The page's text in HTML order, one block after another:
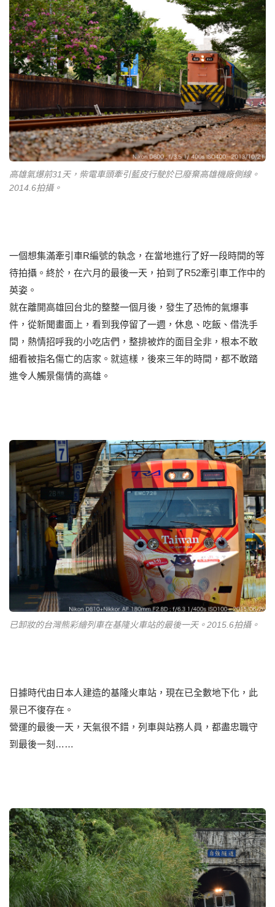
高雄氣爆前31天，柴電車頭牽引藍皮行駛於已廢棄高雄機廠側線。
2014.6拍攝。
一個想集滿牽引車R編號的執念，在當地進行了好一段時間的等
待拍攝。終於，在六月的最後一天，拍到了R52牽引車工作中的
英姿。
就在離開高雄回台北的整整一個月後，發生了恐怖的氣爆事
件，從新聞畫面上，看到我停留了一週，休息、吃飯、借洗手
間，熱情招呼我的小吃店們，整排被炸的面目全非，根本不敢
細看被指名傷亡的店家。就這樣，後來三年的時間，都不敢踏
進令人觸景傷情的高雄。
已卸妝的台灣熊彩繪列車在基隆火車站的最後一天。2015.6拍攝。
日據時代由日本人建造的基隆火車站，現在已全數地下化，此
景已不復存在。
營運的最後一天，天氣很不錯，列車與站務人員，都盡忠職守
到最後一刻……